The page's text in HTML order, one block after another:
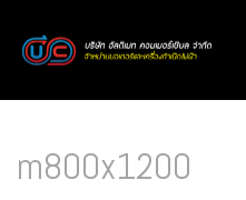
m800x1200